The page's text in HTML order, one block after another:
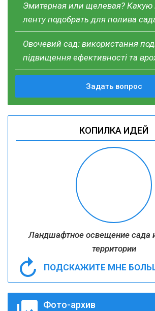
Эмитерная или щелевая?
ленту подобрать для полива
Овочевий сад: використання
підвищення ефективності та
Задать вопрос
КОПИЛКА ИДЕЙ
Ландшафтное освещение сада
территории
ПОДСКАЖИТЕ МНЕ
Фото-архив